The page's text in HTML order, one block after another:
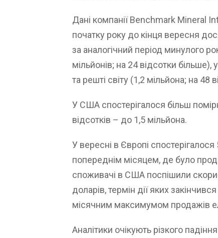
Дані компанії Benchmark Mineral
початку року до кінця вересня
за аналогічний період минулого
мільйонів; на 24 відсотки
та решті світу (1,2 мільйона; на 48
У США спостерігалося більш
відсотків – до 1,5 мільйона.
У вересні в Європі
попереднім місяцем, де було
споживачі в США поспішили
доларів, термін дії яких
місячним максимумом продажів
Аналітики очікують різкого